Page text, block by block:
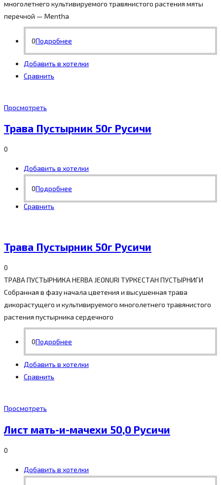
многолетнего культивируемого травянистого растения мяты
перечной — Mentha
0Подробнее
Добавить в хотелки
Сравнить
Просмотреть
Трава Пустырник 50г Русичи
0
Добавить в хотелки
0Подробнее
Сравнить
Трава Пустырник 50г Русичи
0
ТРАВА ПУСТЫРНИКА HERBA JEONURI ТУРКЕСТАН ПУСТЫРНИГИ
Собранная в фазу начала цветения и высушенная трава
дикорастущего и культивируемого многолетнего травянистого
растения пустырника сердечного
0Подробнее
Добавить в хотелки
Сравнить
Просмотреть
Лист мать-и-мачехи 50,0 Русичи
0
Добавить в хотелки